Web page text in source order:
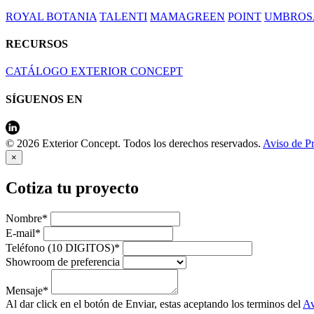
ROYAL BOTANIA TALENTI MAMAGREEN POINT
RECURSOS
CATÁLOGO EXTERIOR CONCEPT
SÍGUENOS EN
© 2026 Exterior Concept. Todos los derechos reservados. Aviso de
×
Cotiza tu proyecto
Nombre*
E-mail*
Teléfono (10 DIGITOS)*
Showroom de preferencia
Mensaje*
Al dar click en el botón de Enviar, estas aceptando los terminos del